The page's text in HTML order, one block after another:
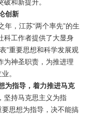
和新提升。
创新
，江苏“两个率先”的生
科工作者提供了大显身
”重要思想和科学发展观
为神圣职责，为推进理
。
为指导，着力推进马克
坚持马克思主义为指
要思想为指导，决不能搞